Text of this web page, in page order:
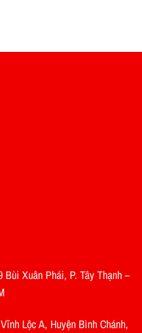
Bùi Xuân Phái, P. Tây Thạnh –
Lộc A, Huyện Bình Chánh,